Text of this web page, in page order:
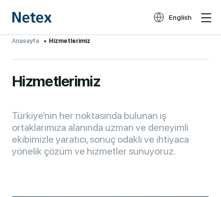
English
Anasayfa Hizmetlerimiz
Hizmetlerimiz
Türkiye’nin her noktasında bulunan iş
ortaklarımıza alanında uzman ve deneyimli
ekibimizle yaratıcı, sonuç odaklı ve ihtiyaca
yönelik çözüm ve hizmetler sunuyoruz.